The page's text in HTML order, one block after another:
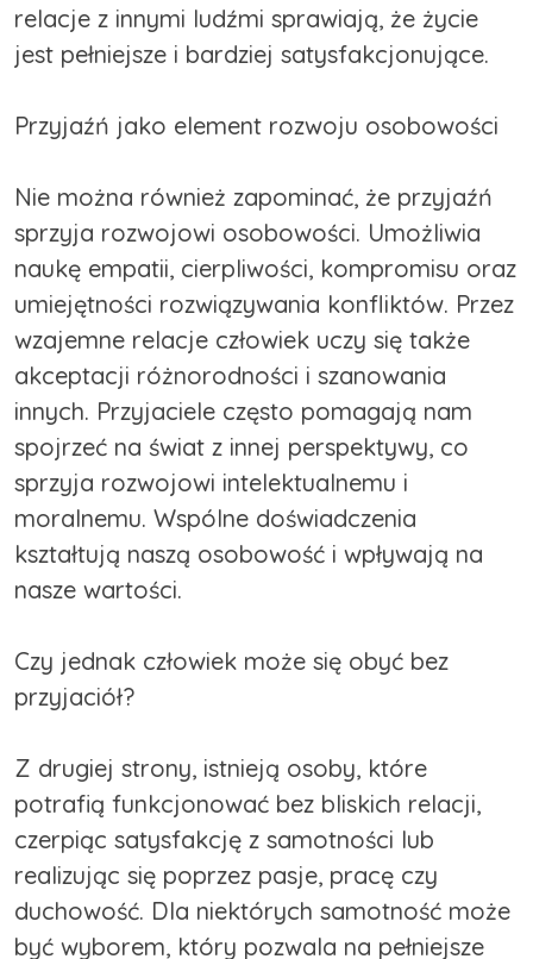
relacje z innymi ludźmi sprawiają, że życie
jest pełniejsze i bardziej satysfakcjonujące.
Przyjaźń jako element rozwoju osobowości
Nie można również zapominać, że przyjaźń
sprzyja rozwojowi osobowości. Umożliwia
naukę empatii, cierpliwości, kompromisu oraz
umiejętności rozwiązywania konfliktów. Przez
wzajemne relacje człowiek uczy się także
akceptacji różnorodności i szanowania
innych. Przyjaciele często pomagają nam
spojrzeć na świat z innej perspektywy, co
sprzyja rozwojowi intelektualnemu i
moralnemu. Wspólne doświadczenia
kształtują naszą osobowość i wpływają na
nasze wartości.
Czy jednak człowiek może się obyć bez
przyjaciół?
Z drugiej strony, istnieją osoby, które
potrafią funkcjonować bez bliskich relacji,
czerpiąc satysfakcję z samotności lub
realizując się poprzez pasje, pracę czy
duchowość. Dla niektórych samotność może
być wyborem, który pozwala na pełniejsze